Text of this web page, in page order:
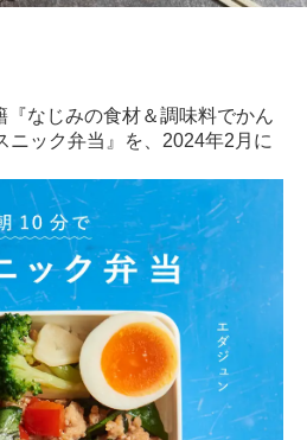
『なじみの食材＆調味料でかん
ック弁当』を、2024年2月に